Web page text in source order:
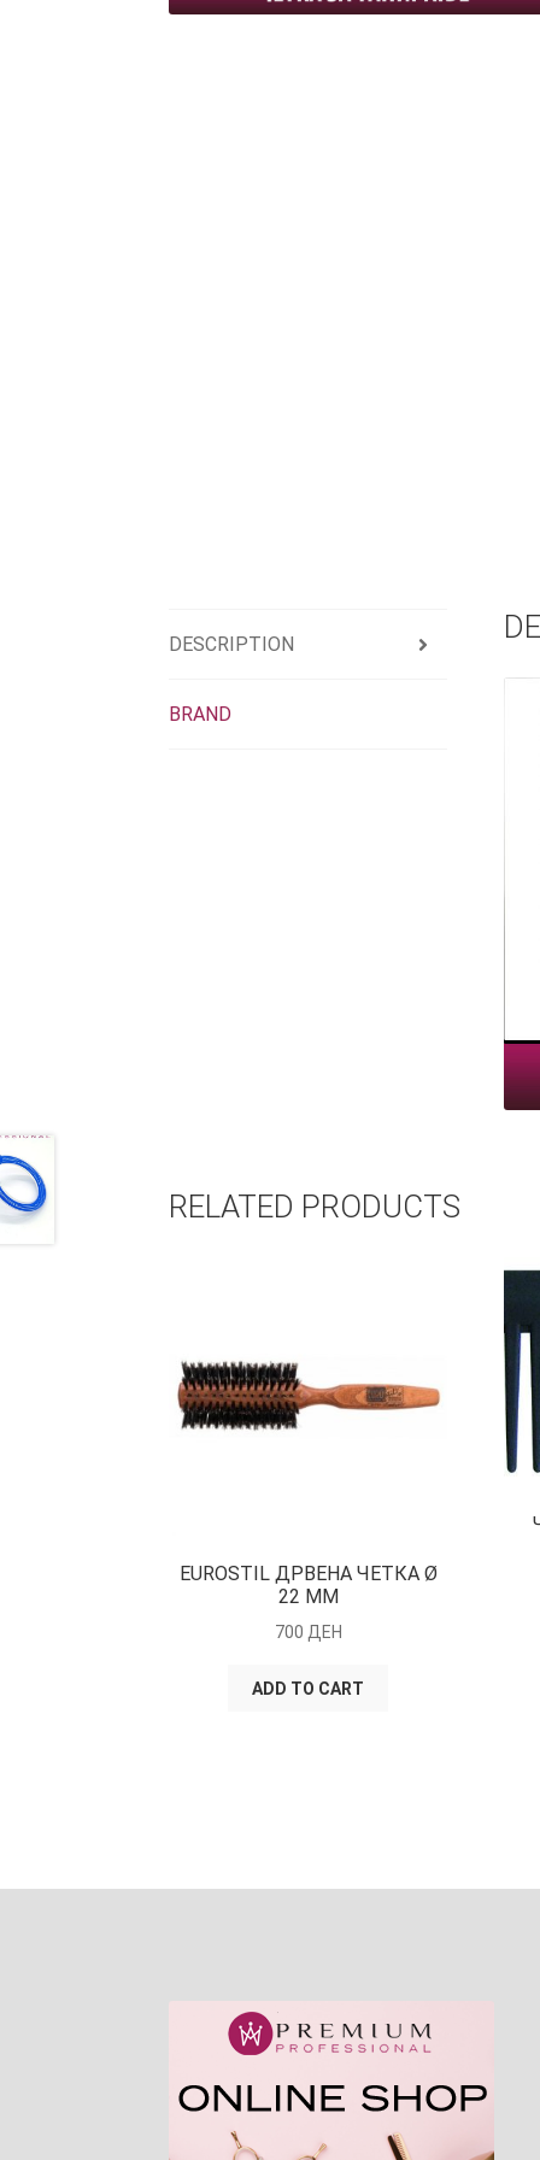
DESCRIPTION
BRAND
RELATED PRODUCTS
EUROSTIL ДРВЕНА ЧЕТКА Ø
22 ММ
700 ДЕН
ADD TO CART